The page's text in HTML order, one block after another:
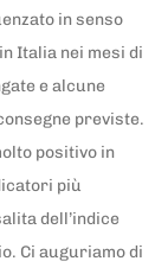
in senso
Italia nei mesi di
e alcune
previste.
positivo in
più
dell’indice
Ci auguriamo di